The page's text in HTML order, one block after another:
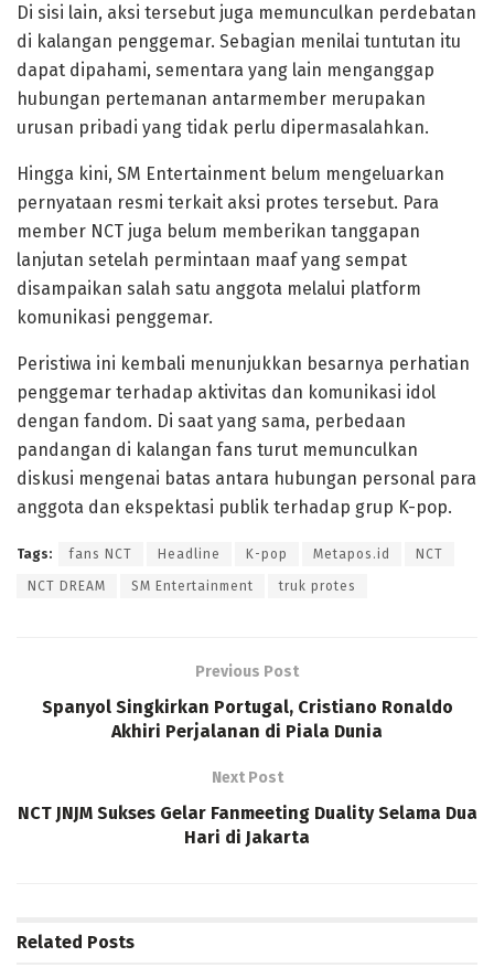
Di sisi lain, aksi tersebut juga memunculkan perdebatan
di kalangan penggemar. Sebagian menilai tuntutan itu
dapat dipahami, sementara yang lain menganggap
hubungan pertemanan antarmember merupakan
urusan pribadi yang tidak perlu dipermasalahkan.
Hingga kini, SM Entertainment belum mengeluarkan
pernyataan resmi terkait aksi protes tersebut. Para
member NCT juga belum memberikan tanggapan
lanjutan setelah permintaan maaf yang sempat
disampaikan salah satu anggota melalui platform
komunikasi penggemar.
Peristiwa ini kembali menunjukkan besarnya perhatian
penggemar terhadap aktivitas dan komunikasi idol
dengan fandom. Di saat yang sama, perbedaan
pandangan di kalangan fans turut memunculkan
diskusi mengenai batas antara hubungan personal para
anggota dan ekspektasi publik terhadap grup K-pop.
Tags: fans NCT Headline K-pop Metapos.id NCT
NCT DREAM SM Entertainment truk protes
Previous Post
Spanyol Singkirkan Portugal, Cristiano Ronaldo
Akhiri Perjalanan di Piala Dunia
Next Post
NCT JNJM Sukses Gelar Fanmeeting Duality Selama Dua
Hari di Jakarta
Related Posts